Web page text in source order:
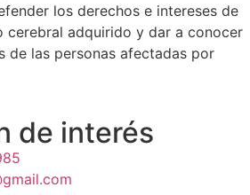
los derechos e intereses de
cerebral adquirido y dar a conocer
de las personas afectadas por
de interés